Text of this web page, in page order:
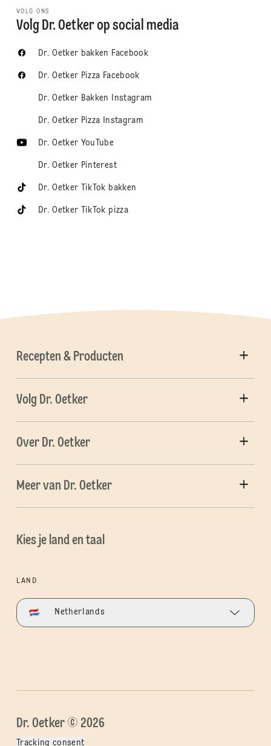
VOLG ONS
Volg Dr. Oetker op social media
Dr. Oetker bakken Facebook
Dr. Oetker Pizza Facebook
Dr. Oetker Bakken Instagram
Dr. Oetker Pizza Instagram
Dr. Oetker YouTube
Dr. Oetker Pinterest
Dr. Oetker TikTok bakken
Dr. Oetker TikTok pizza
Recepten & Producten
Volg Dr. Oetker
Over Dr. Oetker
Meer van Dr. Oetker
Kies je land en taal
LAND
Netherlands
Dr. Oetker © 2026
Tracking consent